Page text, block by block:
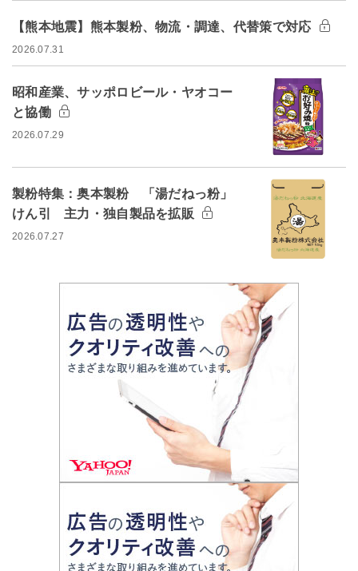
【熊本地震】熊本製粉、物流・調達、代替策で対応
2026.07.31
昭和産業、サッポロビール・ヤオコー
と協働
2026.07.29
製粉特集：奥本製粉 「湯だねっ粉」
けん引 主力・独自製品を拡販
2026.07.27